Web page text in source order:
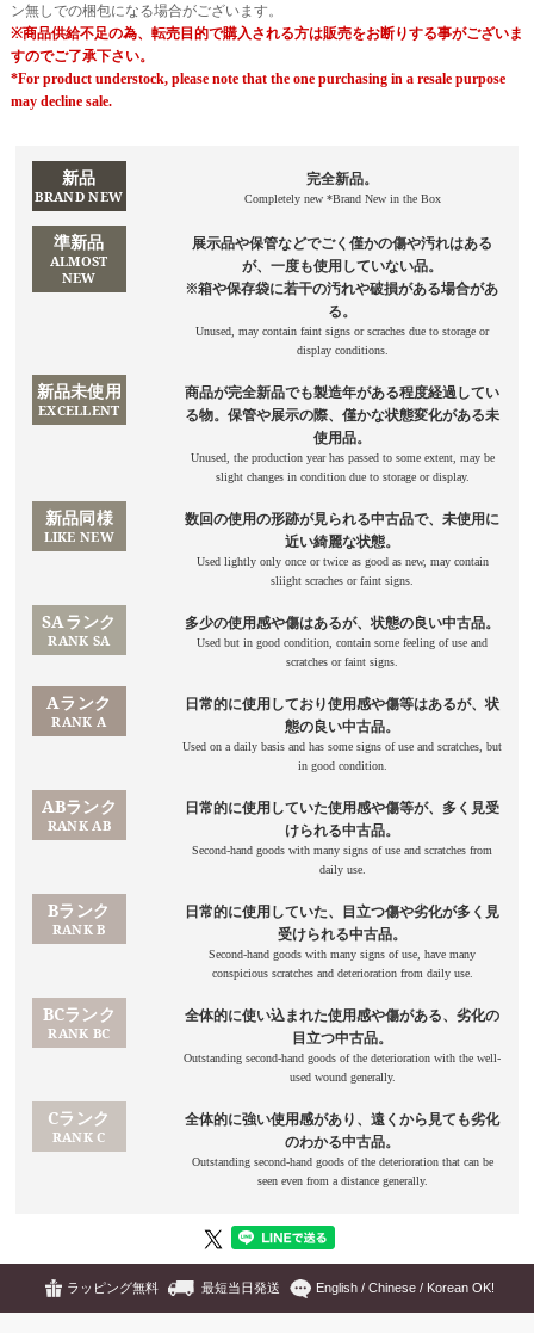
ラッピング無料 最短当日発送 English / Chinese / Korean OK!